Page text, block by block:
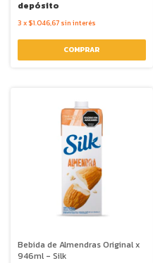
depósito
3 x $1.046,67 sin interés
Bebida de Almendras Original x
946ml - Silk